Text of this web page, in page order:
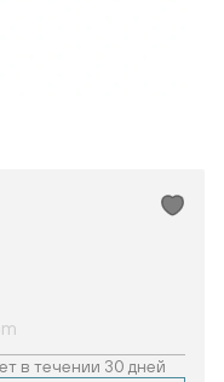
в течении 30 дней